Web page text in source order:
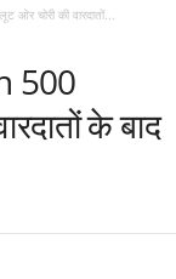
चोरी की वारदातों...
500
के बाद